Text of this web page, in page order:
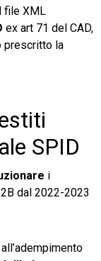
file XML
ex art 71 del CAD,
prescritto la
SPID
i
dal 2022-2023